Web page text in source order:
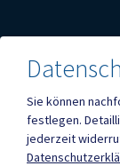
Quicklinks
Sie können
festlegen.
jederzeit